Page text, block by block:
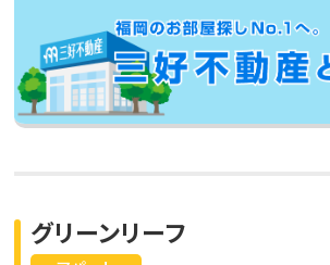
グリーンリーフ